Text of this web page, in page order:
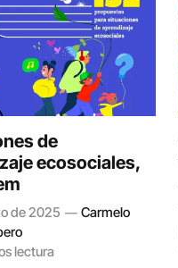
de
ecosociales,
de 2025
Carmelo
lectura